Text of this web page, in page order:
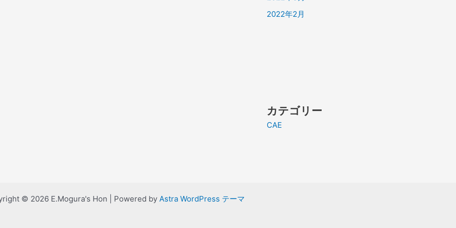
2022年2月
カテゴリー
CAE
© 2026 E.Mogura's Hon | Powered by Astra WordPress テーマ